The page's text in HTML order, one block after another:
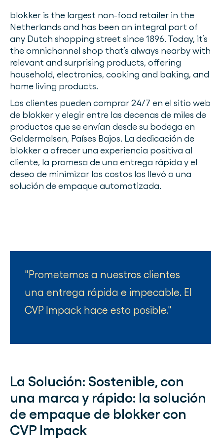
blokker is the largest non-food retailer in the
Netherlands and has been an integral part of
any Dutch shopping street since 1896. Today, it’s
the omnichannel shop that’s always nearby with
relevant and surprising products, offering
household, electronics, cooking and baking, and
home living products.
Los clientes pueden comprar 24/7 en el sitio web
de blokker y elegir entre las decenas de miles de
productos que se envían desde su bodega en
Geldermalsen, Países Bajos. La dedicación de
blokker a ofrecer una experiencia positiva al
cliente, la promesa de una entrega rápida y el
deseo de minimizar los costos los llevó a una
solución de empaque automatizada.
Prometemos a nuestros clientes
una entrega rápida e impecable. El
CVP Impack hace esto posible.
La Solución: Sostenible, con
una marca y rápido: la solución
de empaque de blokker con
CVP Impack